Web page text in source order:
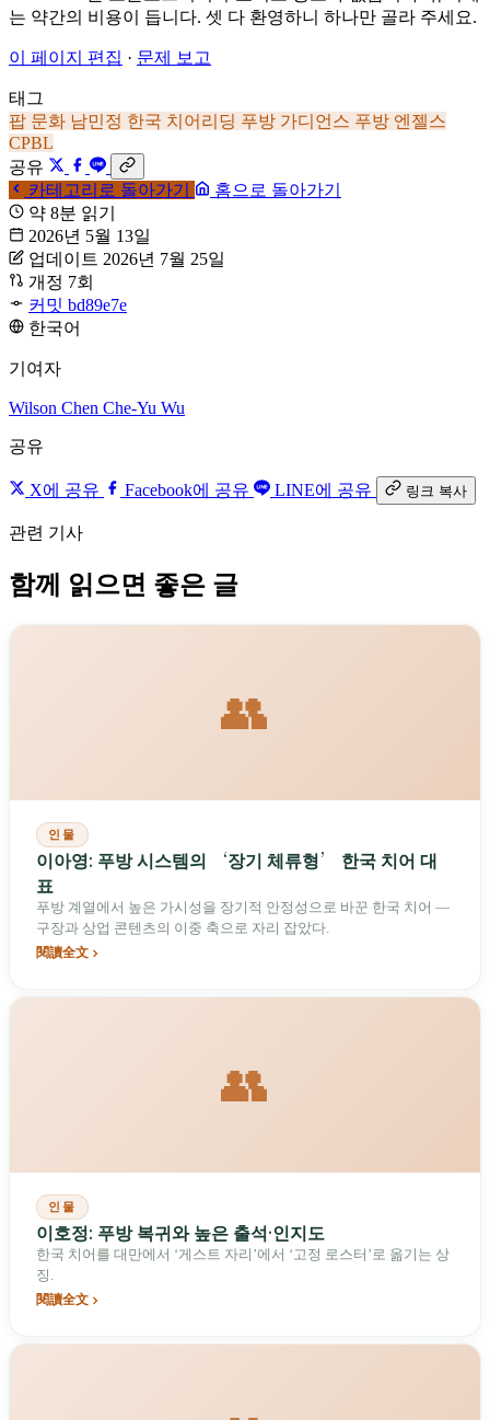
는 약간의 비용이 듭니다. 셋 다 환영하니 하나만 골라 주세요.
이 페이지 편집 · 문제 보고
태그
팝 문화 남민정 한국 치어리딩 푸방 가디언스 푸방 엔젤스
CPBL
공유
카테고리로 돌아가기
홈으로 돌아가기
약 8분 읽기
2026년 5월 13일
업데이트 2026년 7월 25일
개정 7회
커밋 bd89e7e
한국어
기여자
Wilson Chen Che-Yu Wu
공유
X에 공유 Facebook에 공유 LINE에 공유 링크 복사
관련 기사
함께 읽으면 좋은 글
👥
인물
이아영: 푸방 시스템의 ‘장기 체류형’ 한국 치어 대
표
푸방 계열에서 높은 가시성을 장기적 안정성으로 바꾼 한국 치어 —
구장과 상업 콘텐츠의 이중 축으로 자리 잡았다.
閱讀全文
👥
인물
이호정: 푸방 복귀와 높은 출석·인지도
한국 치어를 대만에서 ‘게스트 자리’에서 ‘고정 로스터’로 옮기는 상
징.
閱讀全文